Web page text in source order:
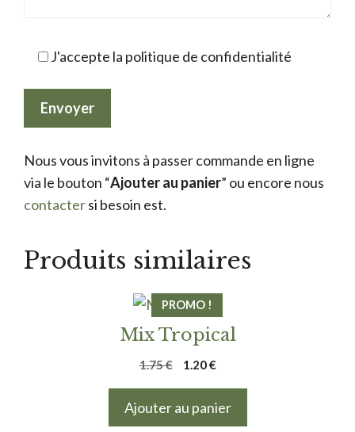
J'accepte la politique de confidentialité
Nous vous invitons à passer commande en ligne
via le bouton “Ajouter au panier” ou encore nous
contactersi besoin est.
Produits similaires
PROMO !
Mix Tropical
1.75€
Le
1.20€Le
actuel
Ajouter au panier